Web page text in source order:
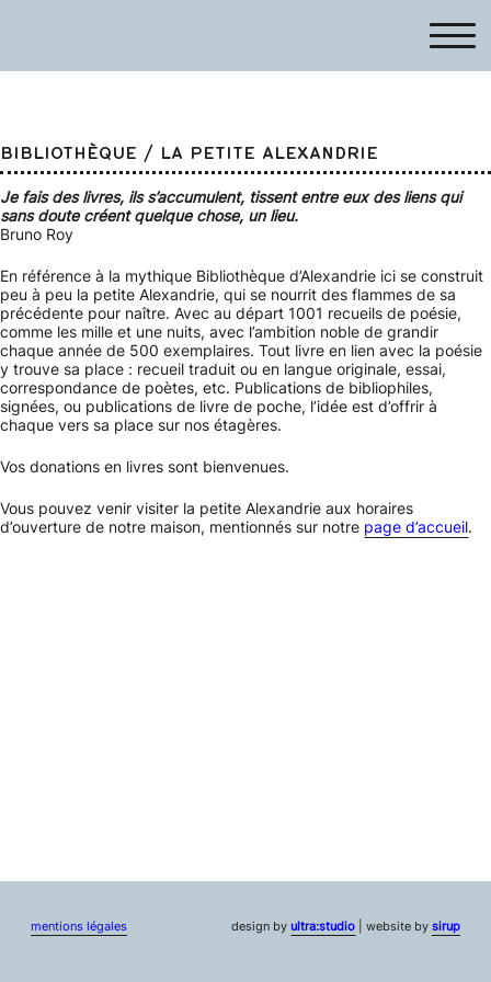
BIBLIOTHÈQUE / LA PETITE ALEXANDRIE
Je fais des livres, ils s’accumulent, tissent entre eux des liens qui
sans doute créent quelque chose, un lieu.
Bruno Roy
En référence à la mythique Bibliothèque d’Alexandrie ici se construit
peu à peu la petite Alexandrie, qui se nourrit des flammes de sa
précédente pour naître. Avec au départ 1001 recueils de poésie,
comme les mille et une nuits, avec l’ambition noble de grandir
chaque année de 500 exemplaires. Tout livre en lien avec la poésie
y trouve sa place : recueil traduit ou en langue originale, essai,
correspondance de poètes, etc. Publications de bibliophiles,
signées, ou publications de livre de poche, l’idée est d’offrir à
chaque vers sa place sur nos étagères.
Vos donations en livres sont bienvenues.
Vous pouvez venir visiter la petite Alexandrie aux horaires
d’ouverture de notre maison, mentionnés sur notre page d’accueil.
mentions légales design by ultra:studio | website by sirup